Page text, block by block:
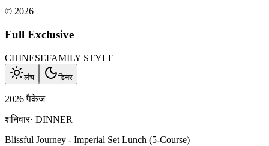
© 2026
Full Exclusive
CHINESEFAMILY STYLE
लंच डिनर
2026 पैकेज
शनिवार· DINNER
Blissful Journey - Imperial Set Lunch (5-Course)